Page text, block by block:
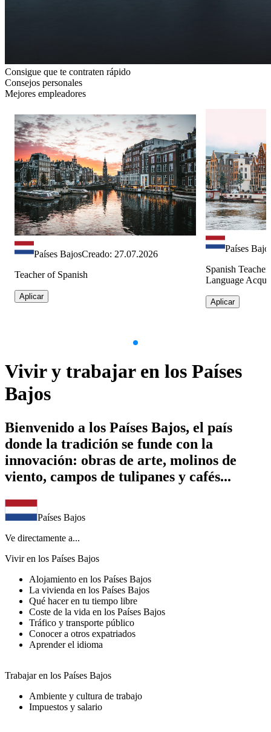
Consigue que te contraten rápido
Consejos personales
Mejores empleadores
Países BajosCreado: 27.07.2026
Teacher of Spanish
Aplicar
Países
Spanish
Language
Aplicar
1
of
Vivir y trabajar en los Países
Bajos
Bienvenido a los Países Bajos, el país
donde la tradición se funde con la
innovación: obras de arte, molinos de
viento, campos de tulipanes y cafés...
Países Bajos
Ve directamente a...
Vivir en los Países Bajos
Alojamiento en los Países Bajos
La vivienda en los Países Bajos
Qué hacer en tu tiempo libre
Coste de la vida en los Países Bajos
Tráfico y transporte público
Conocer a otros expatriados
Aprender el idioma
Trabajar en los Países Bajos
Ambiente y cultura de trabajo
Impuestos y salario